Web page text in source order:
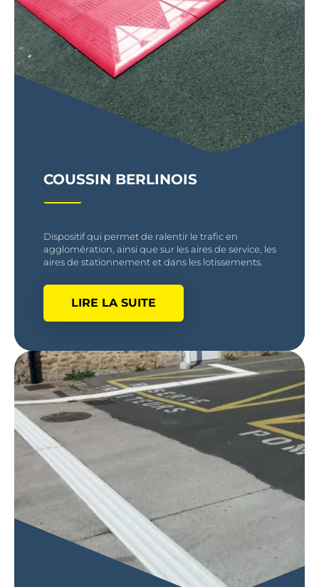
COUSSIN BERLINOIS
Dispositif qui permet de ralentir le trafic en
agglomération, ainsi que sur les aires de service, les
aires de stationnement et dans les lotissements.
LIRE LA SUITE